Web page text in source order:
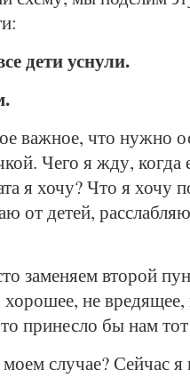
дети уснули.
важное, что нужно
Чего я жду, когда
я хочу? Что я хочу
от детей,
заменяем второй
не
принесло бы нам
случае? Сейчас